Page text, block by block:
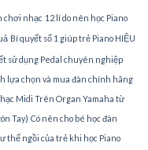
chơi nhạc 12 lí do nên học Piano
Bí quyết số 1 giúp trẻ Piano HIỆU
sử dụng Pedal chuyên nghiệp
lựa chọn và mua đàn chính hãng
Midi Trên Organ Yamaha từ
Tay) Có nên cho bé học đàn
thế ngồi của trẻ khi học Piano